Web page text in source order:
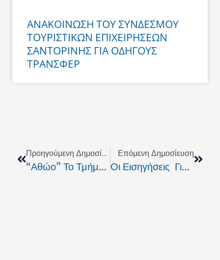
ΑΝΑΚΟΙΝΩΣΗ ΤΟΥ ΣΥΝΔΕΣΜΟΥ
ΤΟΥΡΙΣΤΙΚΩΝ ΕΠΙΧΕΙΡΗΣΕΩΝ
ΣΑΝΤΟΡΙΝΗΣ ΓΙΑ ΟΔΗΓΟΥΣ
ΤΡΑΝΣΦΕΡ
Προηγούμενη Δημοσίευση
“Αθώο” Το Τμήμα Συγκοινωνιών Θήρας
Επόμενη Δημοσίευση
Οι Εισηγήσεις Για Το Μέλλον Του Νέου Λιμανιού Στον Αθηνιό